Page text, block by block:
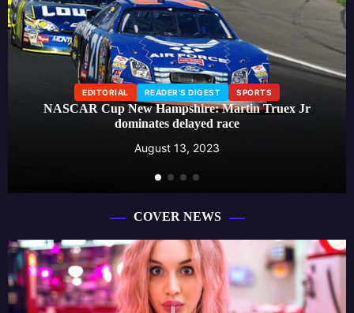
EDITORIAL LIFESTYLE READER'S DIGEST
Beauty influencer launches skincare line, creating a buzz
around effective self-care routines
August 13, 2023
COVER NEWS